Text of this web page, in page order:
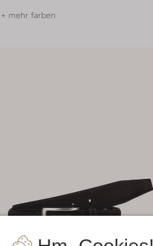
+ mehr farben